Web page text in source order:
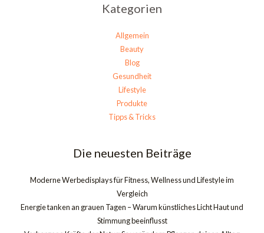
Kategorien
Allgemein
Beauty
Blog
Gesundheit
Lifestyle
Produkte
Tipps & Tricks
Die neuesten Beiträge
Moderne Werbedisplays für Fitness, Wellness und Lifestyle im
Vergleich
Energie tanken an grauen Tagen – Warum künstliches Licht Haut und
Stimmung beeinflusst